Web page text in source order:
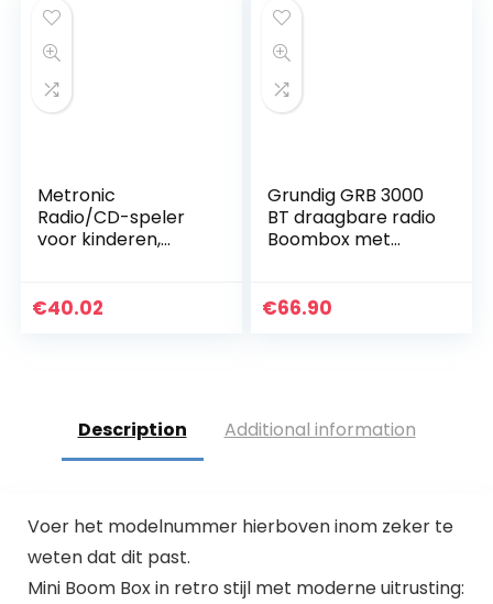
Extra Bass – 3,5
mm AUX-In SCD-
430RD rood
Metronic
Radio/CD-speler
voor kinderen,
poort groen/wit
€40.02
Grundig GRB 3000
BT draagbare radio
Boombox met
€66.90
Description Additional information
Voer het modelnummer hierboven inom zeker te
weten dat dit past.
Mini Boom Box in retro stijl met moderne uitrusting: